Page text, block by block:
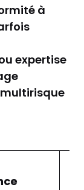
à
expertise